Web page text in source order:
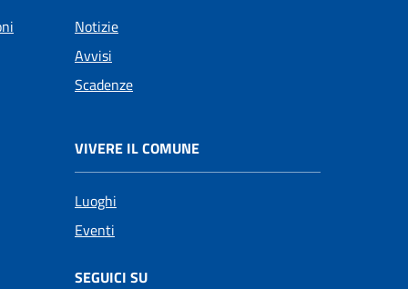
Notizie
Avvisi
Scadenze
VIVERE IL COMUNE
Luoghi
Eventi
SEGUICI SU